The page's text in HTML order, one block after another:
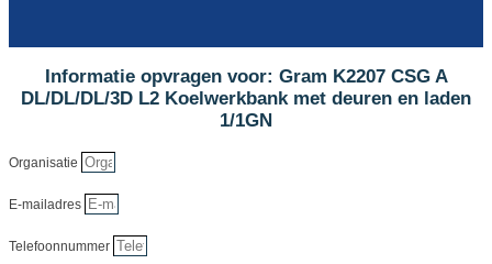
Informatie opvragen voor: Gram K2207 CSG A
DL/DL/DL/3D L2 Koelwerkbank met deuren en laden
1/1GN
Organisatie
E-mailadres
Telefoonnummer